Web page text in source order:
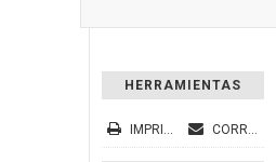
HERRAMIENTAS
IMPRIMIR CORREO ELECTRÓNICO